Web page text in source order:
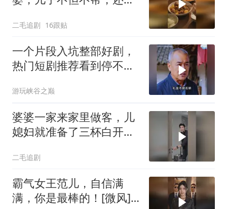
二毛追剧 16跟贴
一个片段入坑整部好剧，
热门短剧推荐看到停不下
游玩峡谷之巅
婆婆一家来家里做客，儿
媳妇就准备了三杯白开
二毛追剧
霸气女王范儿，自信满
满，你是最棒的！[微风]